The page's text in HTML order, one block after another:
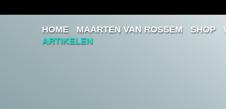
InloggenHOME MAARTEN VAN ROSSEM SHOP
ARTIKELEN